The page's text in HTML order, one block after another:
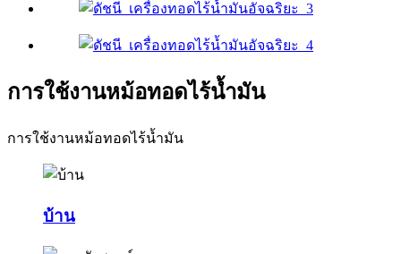
การใช้งานหม้อทอดไร้น้ำมัน
การใช้งานหม้อทอดไร้น้ำมัน
บ้าน